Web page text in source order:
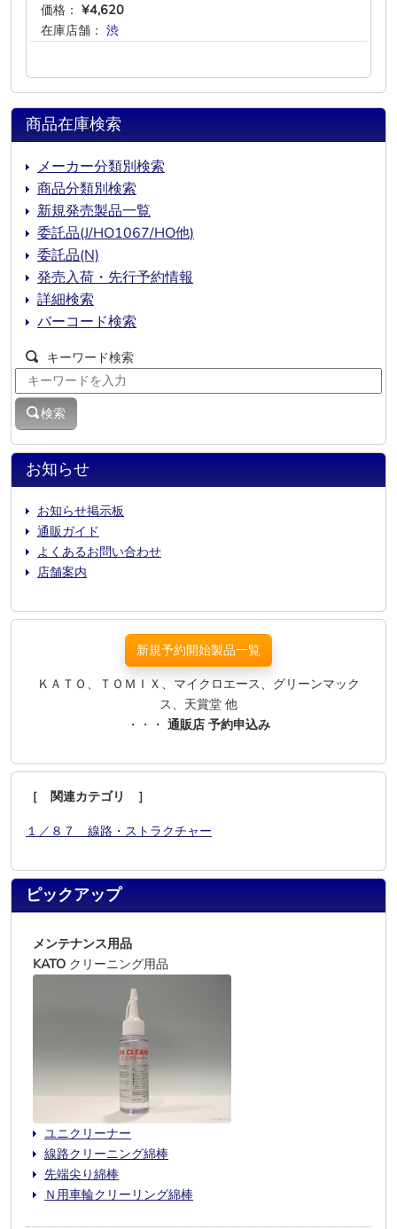
価格： ¥4,620
在庫店舗： 渋
お知らせ
お知らせ掲示板
通販ガイド
よくあるお問い合わせ
店舗案内
商品在庫検索
メーカー分類別検索
商品分類別検索
新規発売製品一覧
委託品(J/HO1067/HO他)
委託品(N)
発売入荷・先行予約情報
詳細検索
バーコード検索
キーワード検索
検索
新規予約開始製品一覧
ＫＡＴＯ、ＴＯＭＩＸ、マイクロエース、グリーンマック
ス、天賞堂 他
・・・ 通販店 予約申込み
［ 関連カテゴリ ］
１／８７ 線路・ストラクチャー
ピックアップ
メンテナンス用品
KATO クリーニング用品
ユニクリーナー
線路クリーニング綿棒
先端尖り綿棒
Ｎ用車輪クリーリング綿棒